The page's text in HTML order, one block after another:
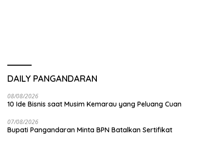
DAILY PANGANDARAN
08/08/2026
10 Ide Bisnis saat Musim Kemarau yang Peluang Cuan
07/08/2026
Bupati Pangandaran Minta BPN Batalkan Sertifikat